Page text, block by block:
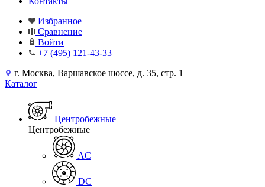
Избранное
Сравнение
Войти
+7 (495) 121-43-33
г. Москва, Варшавское шоссе, д. 35, стр. 1
Каталог
Центробежные
Центробежные
AC
DC